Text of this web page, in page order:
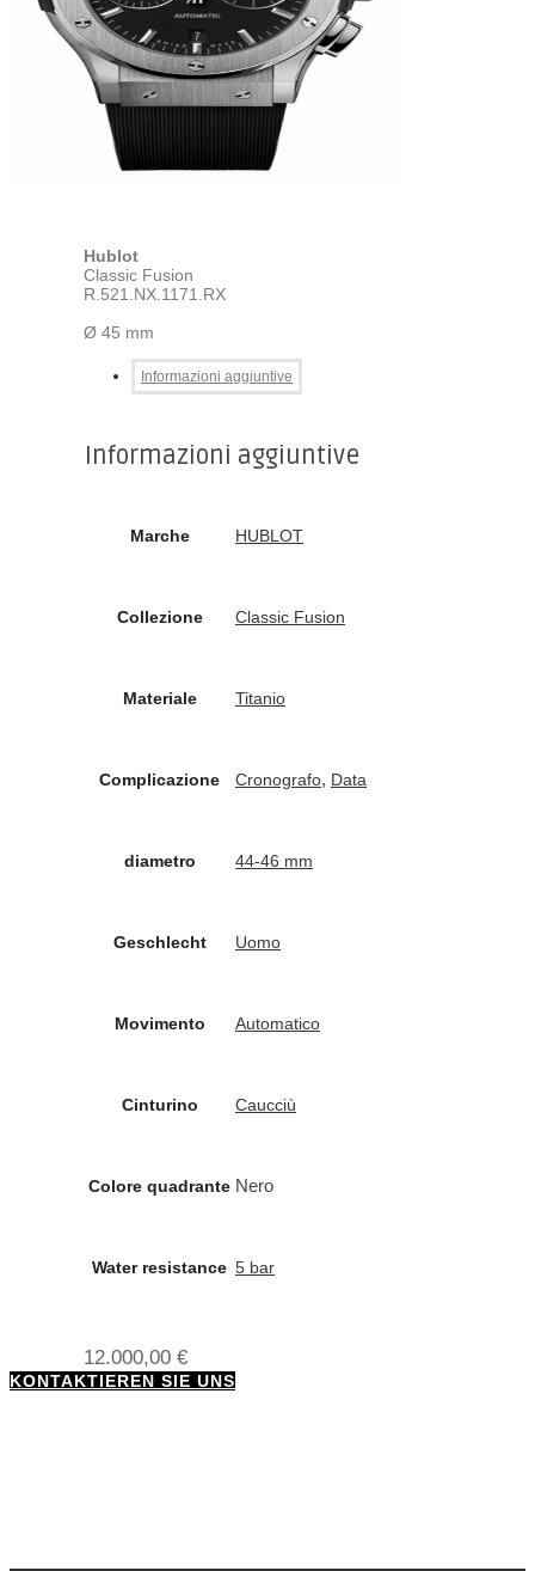
Hublot
Classic Fusion
R.521.NX.1171.RX
Ø 45 mm
Informazioni aggiuntive
Informazioni aggiuntive
Marche HUBLOT
Collezione Classic Fusion
Materiale Titanio
Complicazione Cronografo, Data
diametro 44-46 mm
Geschlecht Uomo
Movimento Automatico
Cinturino Caucciù
Colore quadrante Nero
Water resistance 5 bar
12.000,00 €
KONTAKTIEREN SIE UNS